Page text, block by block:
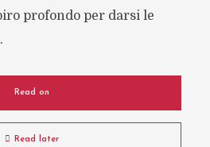
profondo per darsi le
Read on
Read later